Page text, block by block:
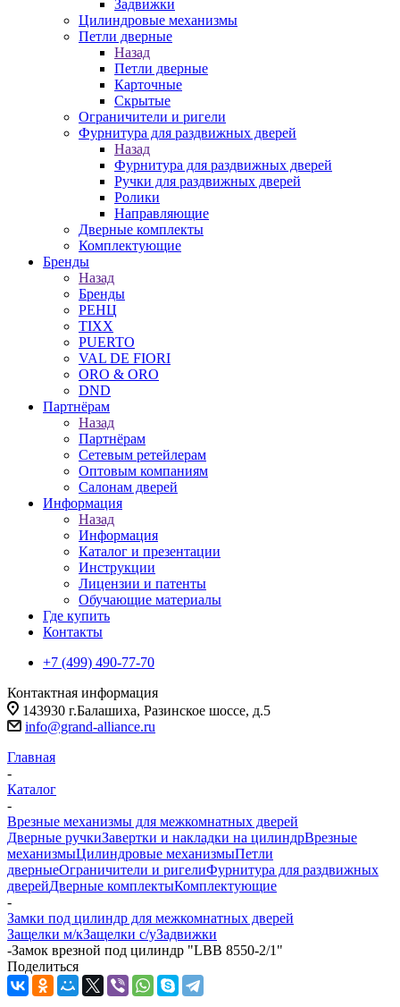
Задвижки
Цилиндровые механизмы
Петли дверные
Назад
Петли дверные
Карточные
Скрытые
Ограничители и ригели
Фурнитура для раздвижных дверей
Назад
Фурнитура для раздвижных дверей
Ручки для раздвижных дверей
Ролики
Направляющие
Дверные комплекты
Комплектующие
Бренды
Назад
Бренды
РЕНЦ
TIXX
PUERTO
VAL DE FIORI
ORO & ORO
DND
Партнёрам
Назад
Партнёрам
Сетевым ретейлерам
Оптовым компаниям
Салонам дверей
Информация
Назад
Информация
Каталог и презентации
Инструкции
Лицензии и патенты
Обучающие материалы
Где купить
Контакты
+7 (499) 490-77-70
Контактная информация
143930 г.Балашиха, Разинское шоссе, д.5
info@grand-alliance.ru
Главная
-
Каталог
-
Врезные механизмы для межкомнатных дверей
Дверные ручкиЗавертки и накладки на цилиндрВрезные
механизмыЦилиндровые механизмыПетли
дверныеОграничители и ригелиФурнитура для раздвижных
дверейДверные комплектыКомплектующие
-
Замки под цилиндр для межкомнатных дверей
Защелки м/кЗащелки с/уЗадвижки
-Замок врезной под цилиндр "LBB 8550-2/1"
Поделиться